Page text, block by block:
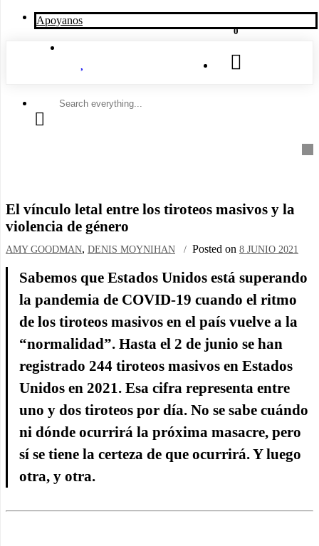
Apoyanos
0
Search
El vínculo letal entre los tiroteos masivos y la
violencia de género
AMY GOODMAN, DENIS MOYNIHAN Posted on 8 JUNIO 2021
Sabemos que Estados Unidos está superando
la pandemia de COVID-19 cuando el ritmo
de los tiroteos masivos en el país vuelve a la
“normalidad”. Hasta el 2 de junio se han
registrado 244 tiroteos masivos en Estados
Unidos en 2021. Esa cifra representa entre
uno y dos tiroteos por día. No se sabe cuándo
ni dónde ocurrirá la próxima masacre, pero
sí se tiene la certeza de que ocurrirá. Y luego
otra, y otra.